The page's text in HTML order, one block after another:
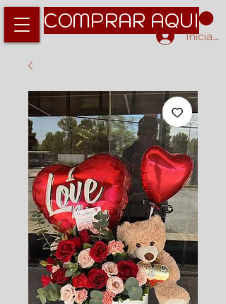
COMPRAR AQUI
Iniciar